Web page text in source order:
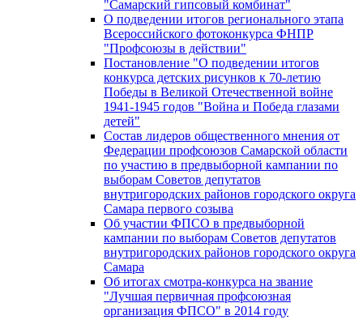
"Самарский гипсовый комбинат"
О подведении итогов регионального этапа
Всероссийского фотоконкурса ФНПР
"Профсоюзы в действии"
Постановление "О подведении итогов
конкурса детских рисунков к 70-летию
Победы в Великой Отечественной войне
1941-1945 годов "Война и Победа глазами
детей"
Состав лидеров общественного мнения от
Федерации профсоюзов Самарской области
по участию в предвыборной кампании по
выборам Советов депутатов
внутригородских районов городского округа
Самара первого созыва
Об участии ФПСО в предвыборной
кампании по выборам Советов депутатов
внутригородских районов городского округа
Самара
Об итогах смотра-конкурса на звание
"Лучшая первичная профсоюзная
организация ФПСО" в 2014 году